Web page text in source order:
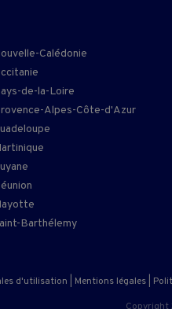
Calédonie
de-la-Loire
Alpes-Côte-d'Azur
Barthélemy
d'utilisation Mentions légales